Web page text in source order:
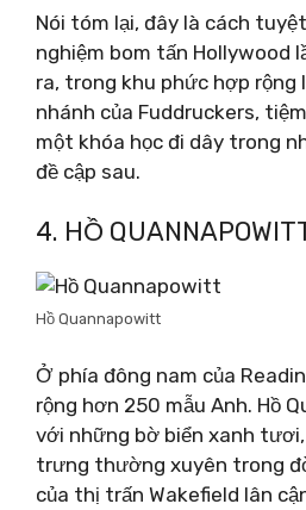
Nói tóm lại, đây là cách
nghiệm bom tấn Hollywood
ra, trong khu phức hợp rộng
nhánh của Fuddruckers,
một khóa học đi dây trong
đề cập sau.
4. HỒ
Hồ Quannapowitt
Ở phía đông nam của
rộng hơn 250 mẫu Anh. Hồ
với những bờ biển xanh
trưng thường xuyên trong
của thị trấn Wakefield lân